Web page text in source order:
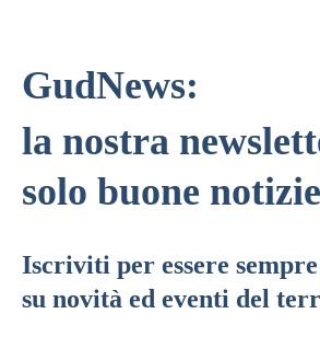
GudNews:
la nostra
solo buone
Iscriviti per essere
su novità ed eventi del